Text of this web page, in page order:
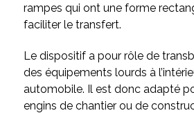
rampes qui ont une forme
faciliter le transfert.
Le dispositif a pour rôle de
des équipements lourds à
automobile. Il est donc adapté
engins de chantier ou de